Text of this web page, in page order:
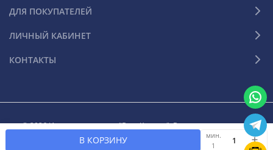
В КОРЗИНУ
мин.
1
ДЛЯ ПОКУПАТЕЛЕЙ
ЛИЧНЫЙ КАБИНЕТ
КОНТАКТЫ
© 2026 Интернет-магазин "Ваш Климат". Все права защищены